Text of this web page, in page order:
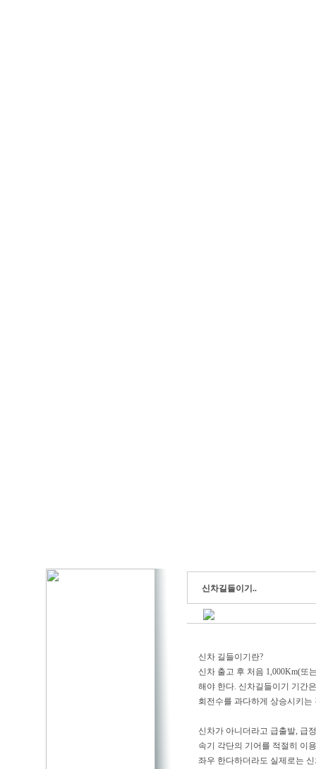
신차길들이기..
신차 길들이기란?
신차 출고 후 처음 1,000Km(또
해야 한다. 신차길들이기 기간
회전수를 과다하게 상승시키는
신차가 아니더라고 급출발, 급
속기 각단의 기어를 적절히 이
좌우 한다하더라도 실제로는